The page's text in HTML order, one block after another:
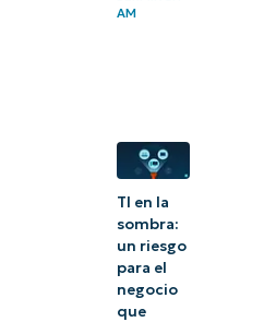
AM
TI en la
sombra:
un riesgo
para el
negocio
que